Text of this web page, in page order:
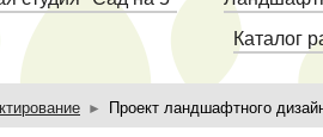
Каталог
Проект ландшафтного